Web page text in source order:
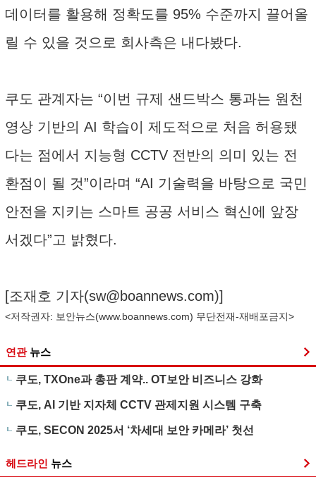
데이터를 활용해 정확도를 95% 수준까지 끌어올
릴 수 있을 것으로 회사측은 내다봤다.
쿠도 관계자는 “이번 규제 샌드박스 통과는 원천
영상 기반의 AI 학습이 제도적으로 처음 허용됐
다는 점에서 지능형 CCTV 전반의 의미 있는 전
환점이 될 것”이라며 “AI 기술력을 바탕으로 국민
안전을 지키는 스마트 공공 서비스 혁신에 앞장
서겠다”고 밝혔다.
[조재호 기자(sw@boannews.com)]
<저작권자: 보안뉴스(www.boannews.com) 무단전재-재배포금지>
연관 뉴스
쿠도, TXOne과 총판 계약.. OT보안 비즈니스 강화
쿠도, AI 기반 지자체 CCTV 관제지원 시스템 구축
쿠도, SECON 2025서 ‘차세대 보안 카메라’ 첫선
헤드라인 뉴스